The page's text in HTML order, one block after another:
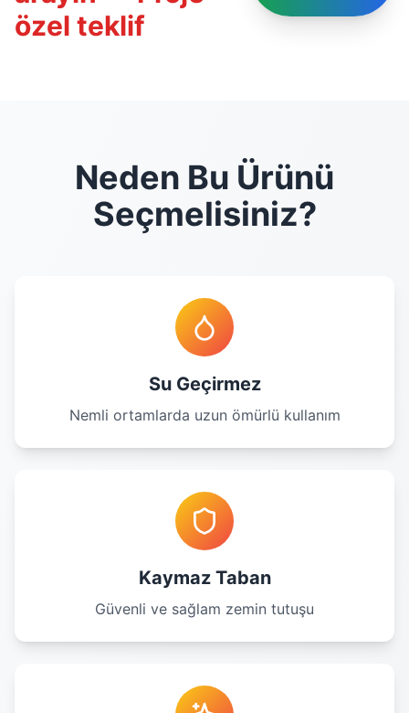
özel teklif
Neden Bu Ürünü
Seçmelisiniz?
Su Geçirmez
Nemli ortamlarda uzun ömürlü kullanım
Kaymaz Taban
Güvenli ve sağlam zemin tutuşu